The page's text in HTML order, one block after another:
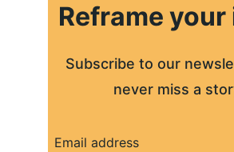
Reframe your
Subscribe to our
never miss a
Email address